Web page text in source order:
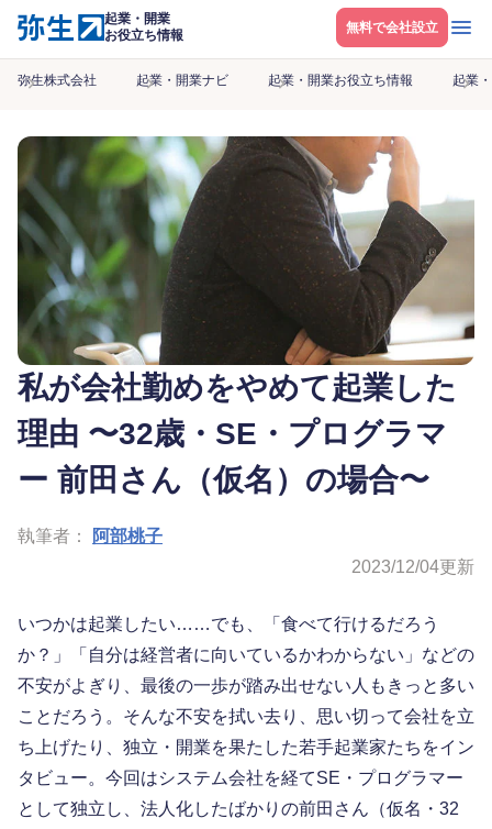
起業・開業
お役立ち情報
無料で会社設立 メニ
弥生株式会社 起業・開業ナビ 起業・開業お役立ち情報 起業
私が会社勤めをやめて起業した
理由 〜32歳・SE・プログラマ
ー 前田さん（仮名）の場合〜
執筆者：
阿部桃子
2023/12/04更新
いつかは起業したい……でも、「食べて行けるだろう
か？」「自分は経営者に向いているかわからない」などの
不安がよぎり、最後の一歩が踏み出せない人もきっと多い
ことだろう。そんな不安を拭い去り、思い切って会社を立
ち上げたり、独立・開業を果たした若手起業家たちをイン
タビュー。今回はシステム会社を経てSE・プログラマー
として独立し、法人化したばかりの前田さん（仮名・32